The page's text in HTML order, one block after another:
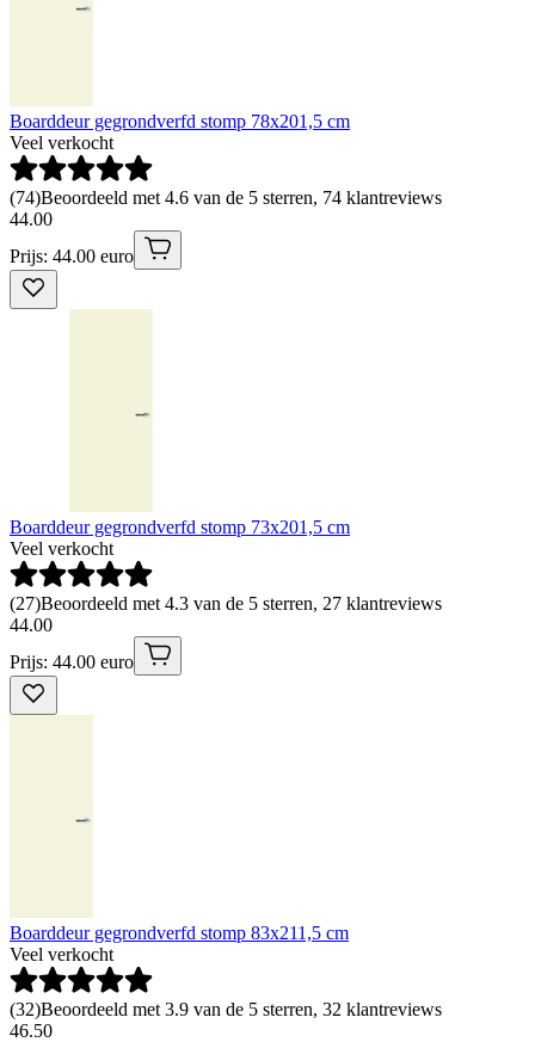
Boarddeur gegrondverfd stomp 78x201,5 cm
Veel verkocht
(74)Beoordeeld met 4.6 van de 5 sterren, 74 klantreviews
44.00
Prijs: 44.00 euro
Boarddeur gegrondverfd stomp 73x201,5 cm
Veel verkocht
(27)Beoordeeld met 4.3 van de 5 sterren, 27 klantreviews
44.00
Prijs: 44.00 euro
Boarddeur gegrondverfd stomp 83x211,5 cm
Veel verkocht
(32)Beoordeeld met 3.9 van de 5 sterren, 32 klantreviews
46.50